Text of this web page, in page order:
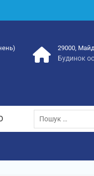
29000,
Будинок
Пошук: